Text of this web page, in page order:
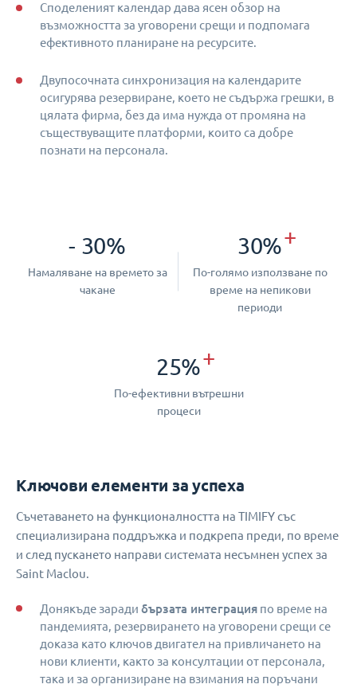
Споделеният календар дава ясен обзор на
възможността за уговорени срещи и подпомага
ефективното планиране на ресурсите.
Двупосочната синхронизация на календарите
осигурява резервиране, което не съдържа грешки, в
цялата фирма, без да има нужда от промяна на
съществуващите платформи, които са добре
познати на персонала.
- 30%
Намаляване на времето за
чакане
30%+
По-голямо използване по
време на непикови
периоди
25%+
По-ефективни вътрешни
процеси
Ключови елементи за успеха
Съчетаването на функционалността на TIMIFY със
специализирана поддръжка и подкрепа преди, по време
и след пускането направи системата несъмнен успех за
Saint Maclou.
Донякъде заради бързата интеграция по време на
пандемията, резервирането на уговорени срещи се
доказа като ключов двигател на привличането на
нови клиенти, както за консултации от персонала,
така и за организиране на взимания на поръчани